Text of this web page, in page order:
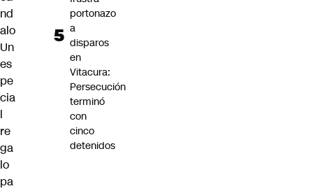
nd
alo
Un
es
pe
cia
l
re
ga
lo
pa
portonazo
a
disparos
en
Vitacura:
Persecución
terminó
con
cinco
detenidos